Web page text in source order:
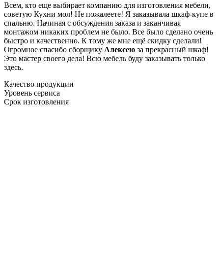
Всем, кто еще выбирает компанию для изготовления мебели,
советую Кухни мол! Не пожалеете! Я заказывала шкаф-купе в
спальню. Начиная с обсуждения заказа и заканчивая
монтажом никаких проблем не было. Все было сделано очень
быстро и качественно. К тому же мне ещё скидку сделали!
Огромное спасибо сборщику Алексею за прекрасный шкаф!
Это мастер своего дела! Всю мебель буду заказывать только
здесь.
Качество продукции
Уровень сервиса
Срок изготовления